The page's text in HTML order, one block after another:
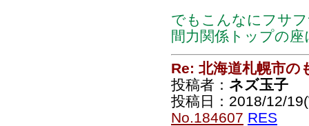
でもこんなにフサ
間力関係トップの
Re: 北海道札幌市の
投稿者： ネズ玉子
投稿日：2018/12/
No.184607 RES